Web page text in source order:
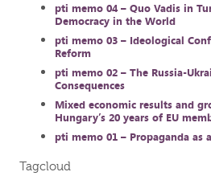
pti memo 04 – Quo Vadis in
Democracy in the World
pti memo 03 – Ideological
Reform
pti memo 02 – The Russia-
Consequences
Mixed economic results and
Hungary’s 20 years of EU
pti memo 01 – Propaganda as
Tagcloud